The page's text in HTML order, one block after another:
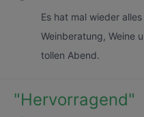
Es hat mal wieder
Weinberatung, Weine
tollen Abend.
"Hervorragend"